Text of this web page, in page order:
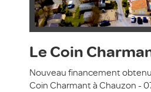
Le Coin
Nouveau financement
Coin Charmant à Chauzon -